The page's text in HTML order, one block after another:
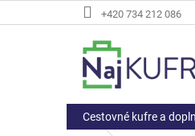
na
+420 734 212 086
Cestovné kufre a